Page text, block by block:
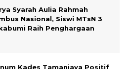
Syarah Aulia Rahmah
Nasional, Siswi MTsN 3
Raih Penghargaan
Kades Tamanjaya Positif